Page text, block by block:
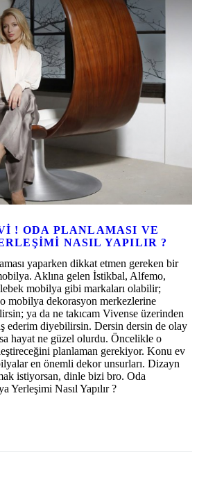
! ODA PLANLAMASI VE
NASIL YAPILIR ?
yaparken dikkat etmen gereken bir
Aklına gelen İstikbal, Alfemo,
mobilya gibi markaları olabilir;
mobilya dekorasyon merkezlerine
ya da ne takıcam Vivense üzerinden
ederim diyebilirsin. Dersin dersin de olay
hayat ne güzel olurdu. Öncelikle o
planlaman gerekiyor. Konu ev
en önemli dekor unsurları. Dizayn
istiyorsan, dinle bizi bro. Oda
Yerleşimi Nasıl Yapılır ?